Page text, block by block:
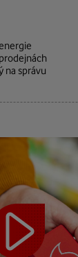
na správu